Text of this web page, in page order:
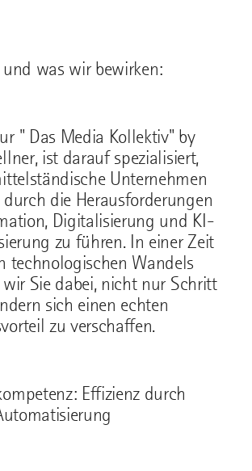
was wir bewirken:
" Das Media Kollektiv" by
ist darauf spezialisiert,
Unternehmen
durch die Herausforderungen
Digitalisierung und KI-
zu führen. In einer Zeit
technologischen Wandels
Sie dabei, nicht nur Schritt
sich einen echten
zu verschaffen.
Effizienz durch